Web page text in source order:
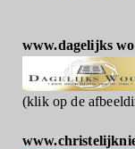
www.dagelijks
(klik op de